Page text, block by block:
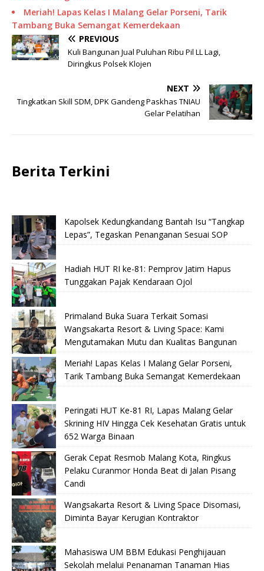
Meriah! Lapas Kelas I Malang Gelar Porseni, Tarik
Tambang Buka Semangat Kemerdekaan
PREVIOUS
Kuli Bangunan Jual Puluhan Ribu Pil LL Lagi,
Diringkus Polsek Klojen
NEXT
Tingkatkan Skill SDM, DPK Gandeng Paskhas TNIAU
Gelar Pelatihan
Berita Terkini
Kapolsek Kedungkandang Bantah Isu “Tangkap
Lepas”, Tegaskan Penanganan Sesuai SOP
Hadiah HUT RI ke-81: Pemprov Jatim Hapus
Tunggakan Pajak Kendaraan Ojol
Primaland Buka Suara Terkait Somasi
Wangsakarta Resort & Living Space: Kami
Mengutamakan Mutu dan Kualitas Bangunan
Meriah! Lapas Kelas I Malang Gelar Porseni,
Tarik Tambang Buka Semangat Kemerdekaan
Peringati HUT Ke-81 RI, Lapas Malang Gelar
Skrining HIV Hingga Cek Kesehatan Gratis untuk
652 Warga Binaan
Gerak Cepat Resmob Malang Kota, Ringkus
Pelaku Curanmor Honda Beat di Jalan Pisang
Candi
Wangsakarta Resort & Living Space Disomasi,
Diminta Bayar Kerugian Kontraktor
Mahasiswa UM BBM Edukasi Penghijauan
Sekolah melalui Penanaman Tanaman Hias